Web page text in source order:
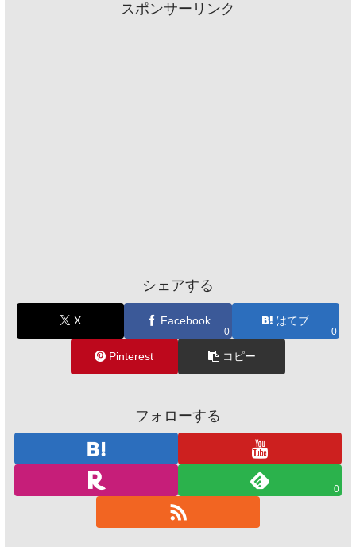
スポンサーリンク
シェアする
X Facebook
0
はてブ
0
Pinterest コピー
フォローする
0